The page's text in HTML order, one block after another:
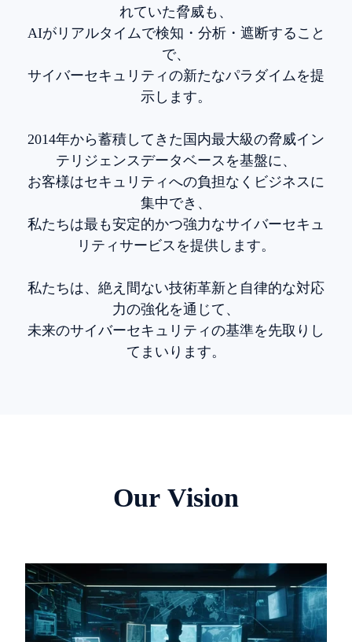
れていた脅威も、
AIがリアルタイムで検知・分析・遮断すること
で、
サイバーセキュリティの新たなパラダイムを提
示します。
2014年から蓄積してきた国内最大級の脅威イン
テリジェンスデータベースを基盤に、
お客様はセキュリティへの負担なくビジネスに
集中でき、
私たちは最も安定的かつ強力なサイバーセキュ
リティサービスを提供します。
私たちは、絶え間ない技術革新と自律的な対応
力の強化を通じて、
未来のサイバーセキュリティの基準を先取りし
てまいります。
Our Vision